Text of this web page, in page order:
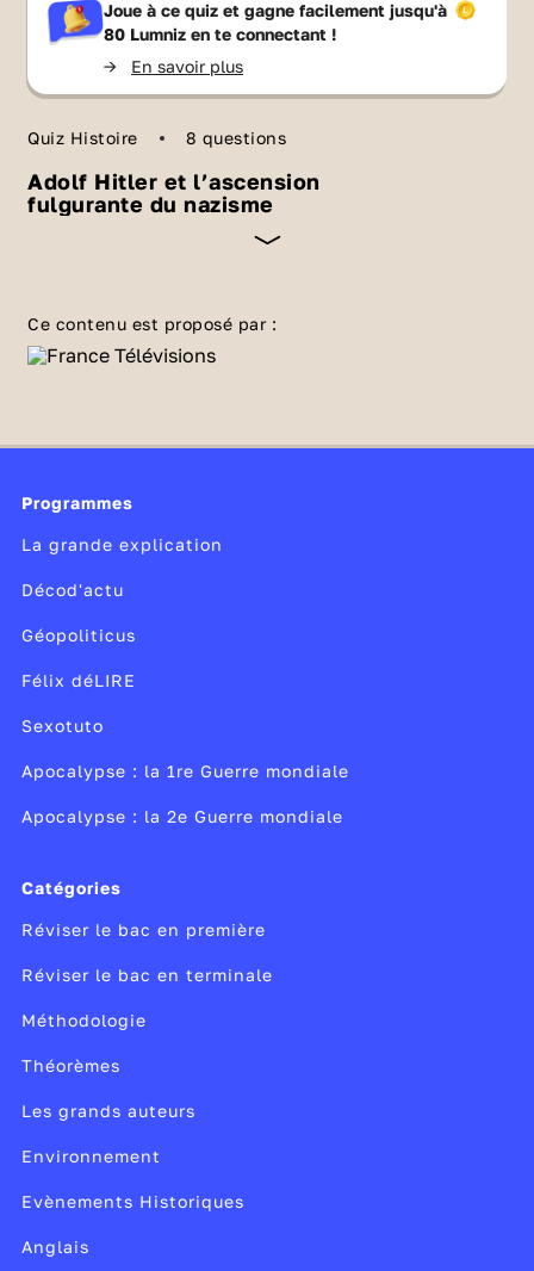
Joue à ce quiz et gagne facilement jusqu'à
80 Lumniz en te connectant !
-> En savoir plus
Quiz Histoire 8 questions
Adolf Hitler et l’ascension
fulgurante du nazisme
en 1889 en Autriche-Hongrie, impose peu à
peu ses thèses antisémites et guerrières dans
total. Au début des années 1930, une grande
L'Allemagne, affaiblie par la défaite de 1918,
est séduite par les promesses de vengeance
peu de temps, le régime se révèle dictatorial
et génocidaire. Teste tes connaissances sur
Ce contenu est proposé par :
Programmes
La grande explication
Décod'actu
Géopoliticus
Félix déLIRE
Sexotuto
Apocalypse : la 1re Guerre mondiale
Apocalypse : la 2e Guerre mondiale
Catégories
Réviser le bac en première
Réviser le bac en terminale
Méthodologie
Théorèmes
Les grands auteurs
Environnement
Evènements Historiques
Anglais